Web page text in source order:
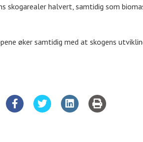
halvert, samtidig som
øker samtidig med at skogens